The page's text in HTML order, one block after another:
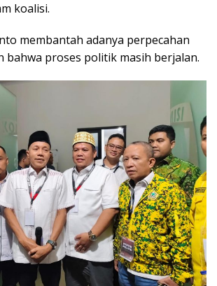
koalisi.
membantah adanya perpecahan
bahwa proses politik masih berjalan.